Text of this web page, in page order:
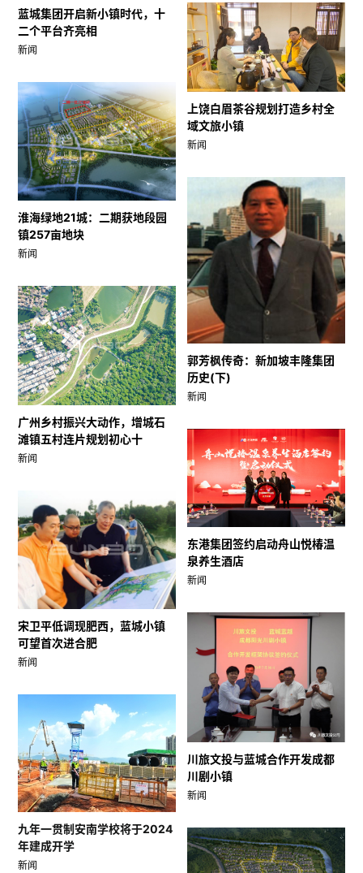
蓝城集团开启新小镇时代，十
二个平台齐亮相
新闻
上饶白眉茶谷规划打造乡村全
域文旅小镇
新闻
淮海绿地21城：二期获地段园
镇257亩地块
新闻
郭芳枫传奇：新加坡丰隆集团
历史(下)
新闻
广州乡村振兴大动作，增城石
滩镇五村连片规划初心十
新闻
东港集团签约启动舟山悦椿温
泉养生酒店
新闻
宋卫平低调现肥西，蓝城小镇
可望首次进合肥
新闻
川旅文投与蓝城合作开发成都
川剧小镇
新闻
九年一贯制安南学校将于2024
年建成开学
新闻